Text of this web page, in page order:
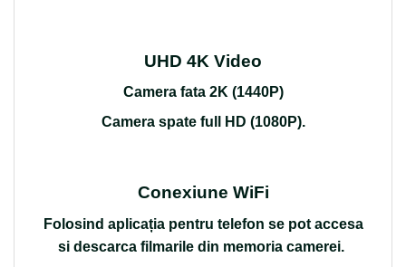
UHD 4K Video
Camera fata 2K (1440P)
Camera spate full HD (1080P).
Conexiune WiFi
Folosind aplicația pentru telefon se pot accesa
si descarca filmarile din memoria camerei.